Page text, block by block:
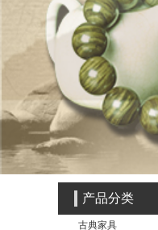
产品分类
古典家具